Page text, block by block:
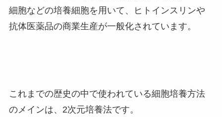
細胞などの培養細胞を用いて、ヒトインスリンや
抗体医薬品の商業生産が一般化されています。
これまでの歴史の中で使われている細胞培養方法
のメインは、2次元培養法です。